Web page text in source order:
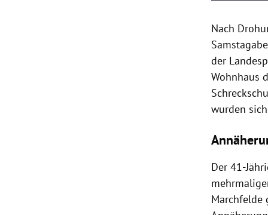
Nach
der
Wohnhaus
wurden
Der 41-
Marchfelde